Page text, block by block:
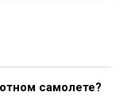
самолете?